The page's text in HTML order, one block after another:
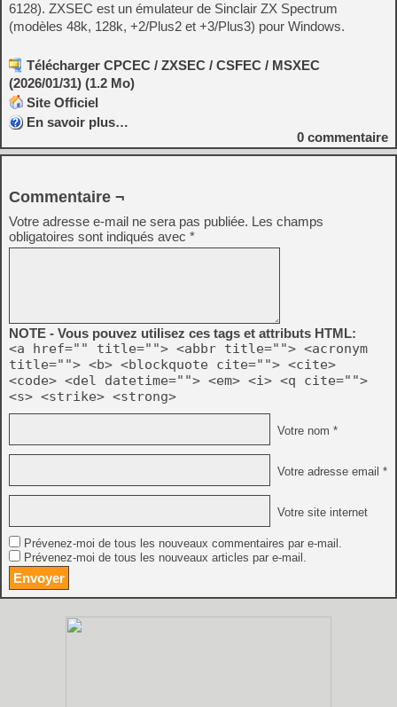
6128). ZXSEC est un émulateur de Sinclair ZX Spectrum
(modèles 48k, 128k, +2/Plus2 et +3/Plus3) pour Windows.
Télécharger CPCEC / ZXSEC / CSFEC / MSXEC
(2026/01/31) (1.2 Mo)
Site Officiel
En savoir plus…
0 commentaire
Commentaire ¬
Votre adresse e-mail ne sera pas publiée. Les champs
obligatoires sont indiqués avec *
NOTE - Vous pouvez utilisez ces tags et attributs HTML:
<a href="" title=""> <abbr title=""> <acronym
title=""> <b> <blockquote cite=""> <cite>
<code> <del datetime=""> <em> <i> <q cite="">
<s> <strike> <strong>
Votre nom *
Votre adresse email *
Votre site internet
Prévenez-moi de tous les nouveaux commentaires par e-mail.
Prévenez-moi de tous les nouveaux articles par e-mail.